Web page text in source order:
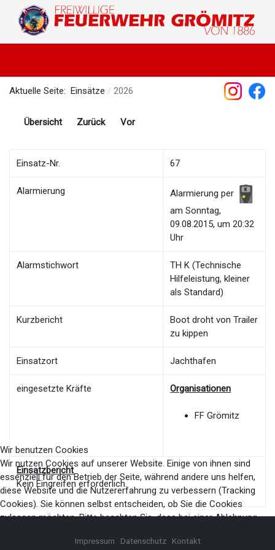
Aktuelle Seite: Einsätze 2026
Übersicht Zurück Vor
Einsatz-Nr. 67
Alarmierung
Alarmierung per
am Sonntag,
09.08.2015, um 20:32
Uhr
Alarmstichwort
TH K (Technische
Hilfeleistung, kleiner
als Standard)
Kurzbericht
Boot droht von Trailer
zu kippen
Einsatzort Jachthafen
eingesetzte Kräfte Organisationen
FF Grömitz
Einsatzbericht
Kein Eingreifen erforderlich.
Impressum Datenschutz Kontakt
Wir benutzen Cookies
Wir nutzen Cookies auf unserer Website. Einige von ihnen sind
essenziell für den Betrieb der Seite, während andere uns helfen,
diese Website und die Nutzererfahrung zu verbessern (Tracking
Cookies). Sie können selbst entscheiden, ob Sie die Cookies
zulassen möchten. Bitte beachten Sie, dass bei einer Ablehnung